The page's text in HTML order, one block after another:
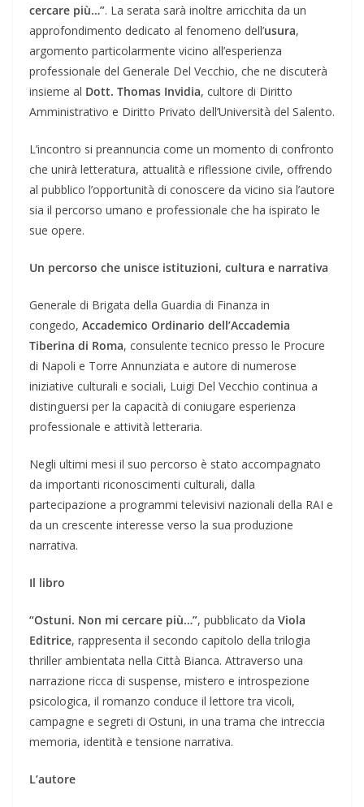
cercare più…”. La serata sarà inoltre arricchita da un
approfondimento dedicato al fenomeno dell’usura,
argomento particolarmente vicino all’esperienza
professionale del Generale Del Vecchio, che ne discuterà
insieme al Dott. Thomas Invidia, cultore di Diritto
Amministrativo e Diritto Privato dell’Università del Salento.
L’incontro si preannuncia come un momento di confronto
che unirà letteratura, attualità e riflessione civile, offrendo
al pubblico l’opportunità di conoscere da vicino sia l’autore
sia il percorso umano e professionale che ha ispirato le
sue opere.
Un percorso che unisce istituzioni, cultura e narrativa
Generale di Brigata della Guardia di Finanza in
congedo, Accademico Ordinario dell’Accademia
Tiberina di Roma, consulente tecnico presso le Procure
di Napoli e Torre Annunziata e autore di numerose
iniziative culturali e sociali, Luigi Del Vecchio continua a
distinguersi per la capacità di coniugare esperienza
professionale e attività letteraria.
Negli ultimi mesi il suo percorso è stato accompagnato
da importanti riconoscimenti culturali, dalla
partecipazione a programmi televisivi nazionali della RAI e
da un crescente interesse verso la sua produzione
narrativa.
Il libro
“Ostuni. Non mi cercare più…”, pubblicato da Viola
Editrice, rappresenta il secondo capitolo della trilogia
thriller ambientata nella Città Bianca. Attraverso una
narrazione ricca di suspense, mistero e introspezione
psicologica, il romanzo conduce il lettore tra vicoli,
campagne e segreti di Ostuni, in una trama che intreccia
memoria, identità e tensione narrativa.
L’autore